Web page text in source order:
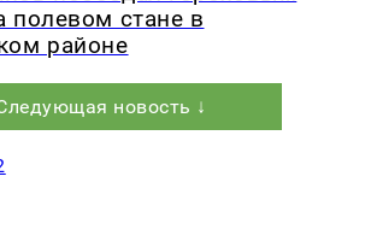
полевом стане в
районе
новость ↓